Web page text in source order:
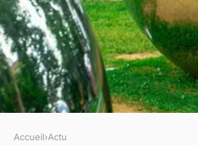
Accueil›Actu